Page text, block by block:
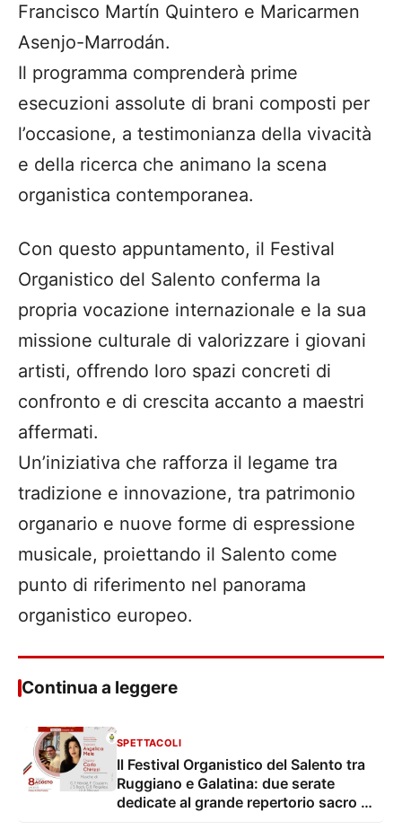
Francisco Martín Quintero e Maricarmen
Asenjo-Marrodán.
Il programma comprenderà prime
esecuzioni assolute di brani composti per
l’occasione, a testimonianza della vivacità
e della ricerca che animano la scena
organistica contemporanea.
Con questo appuntamento, il Festival
Organistico del Salento conferma la
propria vocazione internazionale e la sua
missione culturale di valorizzare i giovani
artisti, offrendo loro spazi concreti di
confronto e di crescita accanto a maestri
affermati.
Un’iniziativa che rafforza il legame tra
tradizione e innovazione, tra patrimonio
organario e nuove forme di espressione
musicale, proiettando il Salento come
punto di riferimento nel panorama
organistico europeo.
Continua a leggere
SPETTACOLI
Il Festival Organistico del Salento tra
Ruggiano e Galatina: due serate
dedicate al grande repertorio sacro e